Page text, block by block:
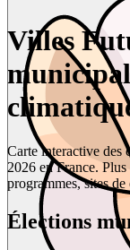
Villes
Carte interactive des
2026 en France.
programmes, sites
Élections